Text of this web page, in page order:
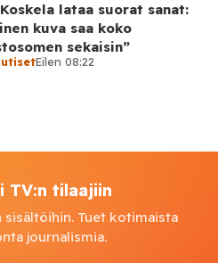
lataa suorat sanat:
kuva saa koko
sekaisin”
Eilen 08:22
TV:n tilaajiin
sisältöihin. Tuet kotimaista
journalismia.